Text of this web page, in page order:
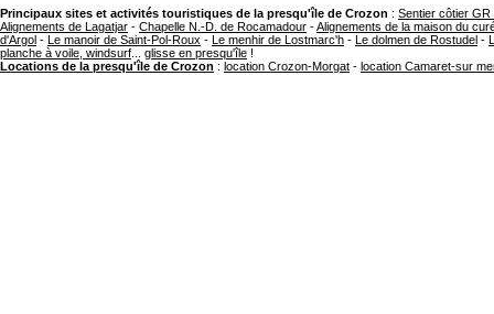
Principaux sites et activités touristiques de la presqu'île de Crozon : Sentier côtier GR
Alignements de Lagatjar - Chapelle N.-D. de Rocamadour -Alignements de la maison du
d'Argol - Le manoir de Saint-Pol-Roux - Le menhir de Lostmarc'h - Le dolmen de Rostudel -
planche à voile, windsurf
glisse en presqu'île !
Locations de la presqu'île de Crozon : location Crozon-Morgat - location Camaret-sur